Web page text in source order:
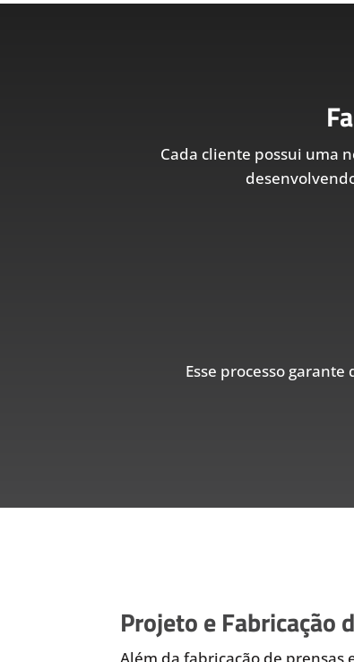
Cada cliente possui uma
Esse processo
Projeto e Fabricação
Além da fabricação de prensas